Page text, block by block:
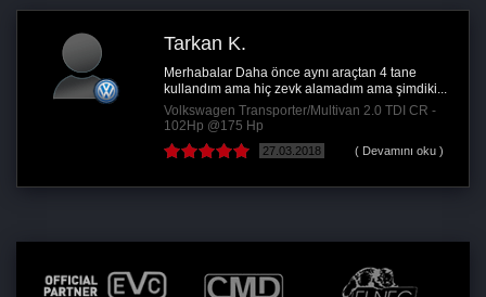
Tarkan K.
Merhabalar Daha önce aynı araçtan 4 tane
kullandım ama hiç zevk alamadım ama şimdiki...
Volkswagen Transporter/Multivan 2.0 TDI CR -
102Hp @175 Hp
27.03.2018 ( Devamını oku )